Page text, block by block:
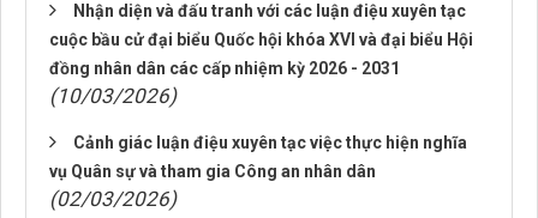
Nhận diện và đấu tranh với các luận điệu xuyên tạc
cuộc bầu cử đại biểu Quốc hội khóa XVI và đại biểu Hội
đồng nhân dân các cấp nhiệm kỳ 2026 - 2031
(10/03/2026)
Cảnh giác luận điệu xuyên tạc việc thực hiện nghĩa
vụ Quân sự và tham gia Công an nhân dân
(02/03/2026)